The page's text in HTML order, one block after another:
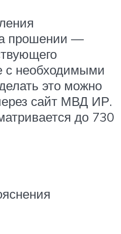
прошении —
с необходимыми
это можно
сайт МВД ИР.
до 730